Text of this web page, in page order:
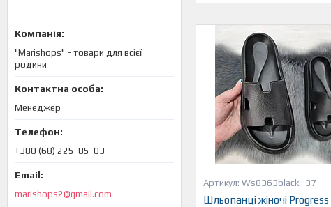
"Marishops" - товари для всієї
родини
Менеджер
+380 (68) 225-85-03
marishops2@gmail.com
Ws8363black_37
Шльопанці жіночі Progress